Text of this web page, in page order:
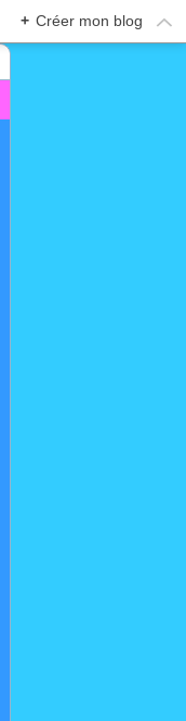
+ Créer mon blog